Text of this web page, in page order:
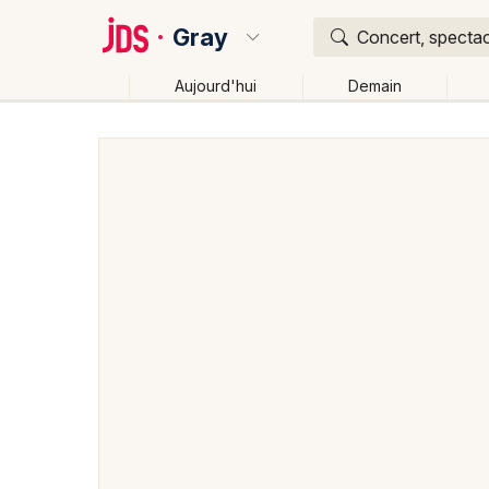
Gray Concert,
Aujourd'hui Demain